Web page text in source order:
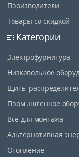
Производители
Товары со скидкой
Категории
Электрофурнитура
Низковольное
Щиты
Промышленное
Все для монтажа
Альтернативная
Отопление